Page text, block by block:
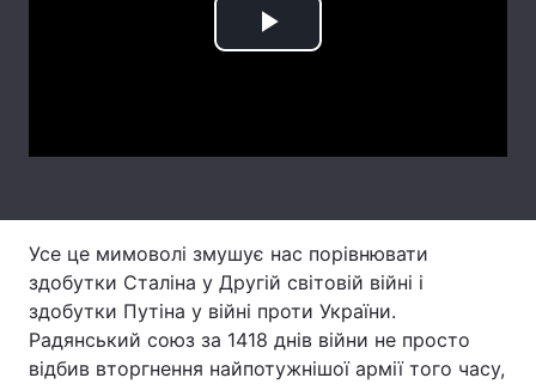
Тема оформлення
Play
Усе це мимоволі змушує нас порівнювати
здобутки Сталіна у Другій світовій війні і
здобутки Путіна у війні проти України.
Радянський союз за 1418 днів війни не просто
відбив вторгнення найпотужнішої армії того часу,